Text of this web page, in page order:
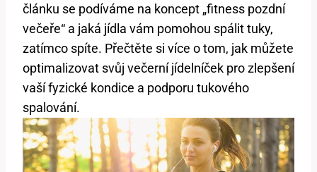
článku se podíváme na koncept „fitness pozdní
večeře“ a jaká jídla vám pomohou spálit tuky,
zatímco spíte. Přečtěte si více o tom, jak můžete
optimalizovat svůj večerní jídelníček pro zlepšení
vaší fyzické kondice a podporu tukového
spalování.